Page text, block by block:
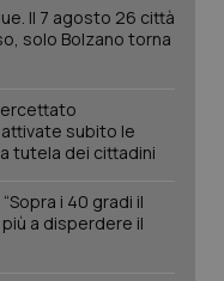
Il 7 agosto 26 città
solo Bolzano torna
subito le
tutela dei cittadini
i 40 gradi il
a disperdere il
.quotidianosanita.it